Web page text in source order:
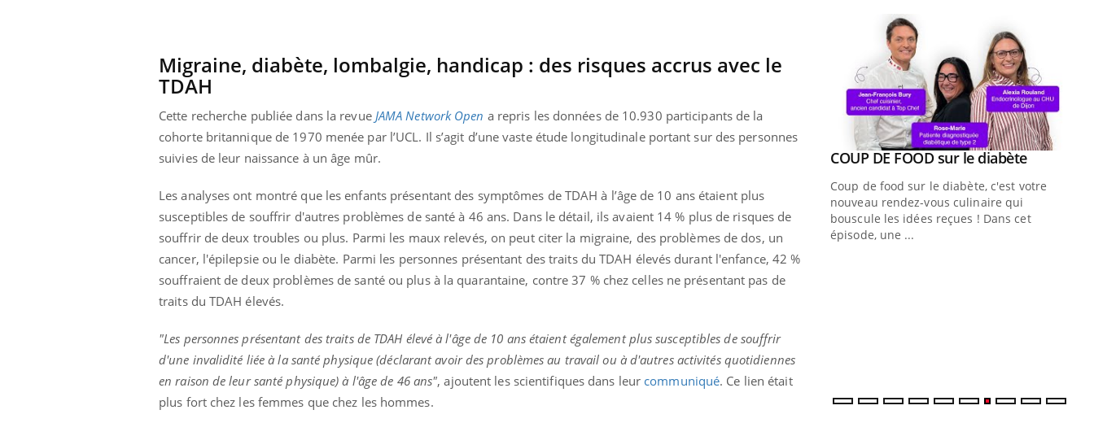
Migraine, diabète, lombalgie, handicap : des risques accrus avec le
TDAH
Cette recherche publiée dans la revue JAMA Network Open a repris les données de 10.930 participants de la
cohorte britannique de 1970 menée par l’UCL. Il s’agit d’une vaste étude longitudinale portant sur des personnes
suivies de leur naissance à un âge mûr.
Les analyses ont montré que les enfants présentant des symptômes de TDAH à l’âge de 10 ans étaient plus
susceptibles de souffrir d'autres problèmes de santé à 46 ans. Dans le détail, ils avaient 14 % plus de risques de
souffrir de deux troubles ou plus. Parmi les maux relevés, on peut citer la migraine, des problèmes de dos, un
cancer, l'épilepsie ou le diabète. Parmi les personnes présentant des traits du TDAH élevés durant l'enfance, 42 %
souffraient de deux problèmes de santé ou plus à la quarantaine, contre 37 % chez celles ne présentant pas de
traits du TDAH élevés.
"Les personnes présentant des traits de TDAH élevé à l'âge de 10 ans étaient également plus susceptibles de souffrir
d'une invalidité liée à la santé physique (déclarant avoir des problèmes au travail ou à d'autres activités quotidiennes
en raison de leur santé physique) à l'âge de 46 ans", ajoutent les scientifiques dans leur communiqué. Ce lien était
plus fort chez les femmes que chez les hommes.
Eczéma Chronique des Mains : se
L'été arrive… et avec lui, un tout nouveau
rythme de vie ! Vacances, plage, piscine,
soleil, activités en plein air… Nos mains
Youtube
Diabète & Ramadan 2026
nombreuses personnes atteintes de
diabète, c'est une période de questions, de
défis, mais ...
préventive Youtube
Un établissement lié à un groupe
mutualiste innove en matière de bilan de
santé : l'utilisation d'un « jumeau
numérique » permet ...
Youtube
COUP DE FOOD sur le diabèteYoutube
Coup de food sur le diabète, c'est votre
nouveau rendez-vous culinaire qui
bouscule les idées reçues ! Dans cet
épisode, une ...